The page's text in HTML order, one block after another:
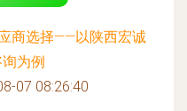
商选择——以陕西宏诚
为例
07 08:26:40